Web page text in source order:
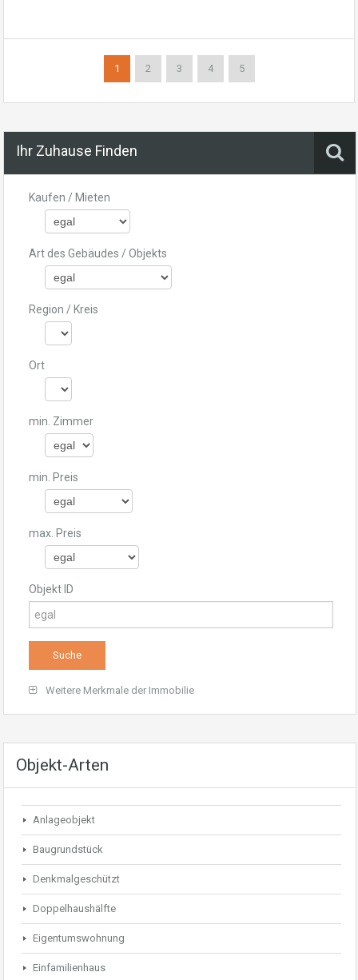
1 2 3 4 5
Ihr Zuhause Finden
Kaufen / Mieten
Art des Gebäudes / Objekts
Region / Kreis
Ort
min. Zimmer
min. Preis
max. Preis
Objekt ID
Weitere Merkmale der Immobilie
Objekt-Arten
Anlageobjekt
Baugrundstück
Denkmalgeschützt
Doppelhaushälfte
Eigentumswohnung
Einfamilienhaus